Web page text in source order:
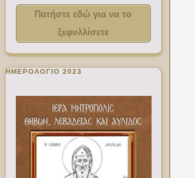
Πατήστε εδώ για να το
ξεφυλλίσετε
ΗΜΕΡΟΛΟΓΙΟ 2023